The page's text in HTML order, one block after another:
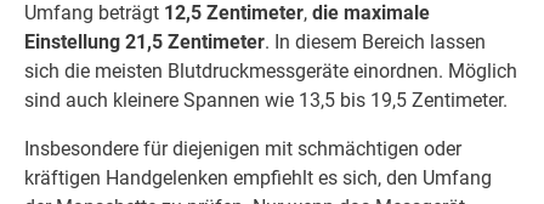
Umfang beträgt 12,5 Zentimeter, die maximale
Einstellung 21,5 Zentimeter. In diesem Bereich lassen
sich die meisten Blutdruckmessgeräte einordnen. Möglich
sind auch kleinere Spannen wie 13,5 bis 19,5 Zentimeter.
Insbesondere für diejenigen mit schmächtigen oder
kräftigen Handgelenken empfiehlt es sich, den Umfang